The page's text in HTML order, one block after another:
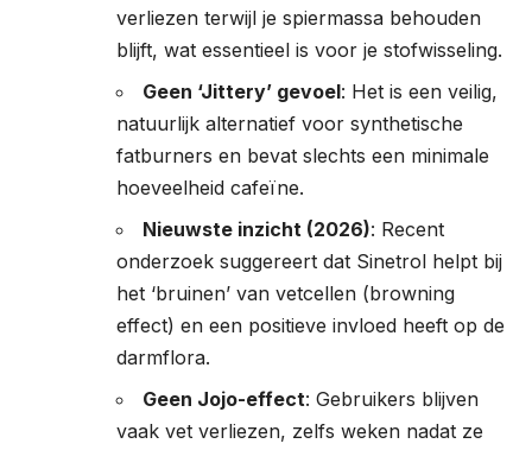
verliezen terwijl je spiermassa behouden
blijft, wat essentieel is voor je stofwisseling.
Geen ‘Jittery’ gevoel: Het is een veilig,
natuurlijk alternatief voor synthetische
fatburners en bevat slechts een minimale
hoeveelheid cafeïne.
Nieuwste inzicht (2026): Recent
onderzoek suggereert dat Sinetrol helpt bij
het ‘bruinen’ van vetcellen (browning
effect) en een positieve invloed heeft op de
darmflora.
Geen Jojo-effect: Gebruikers blijven
vaak vet verliezen, zelfs weken nadat ze